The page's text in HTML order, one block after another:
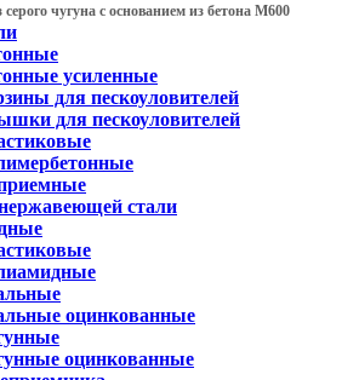
серого чугуна с основанием из бетона М600
усиленные
для пескоуловителей
для пескоуловителей
стали
оцинкованные
оцинкованные